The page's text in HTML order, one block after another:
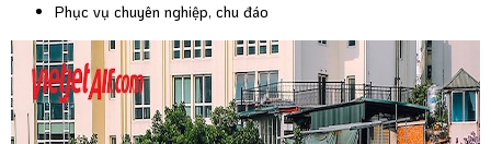
Phục vụ chuyên nghiệp, chu đáo